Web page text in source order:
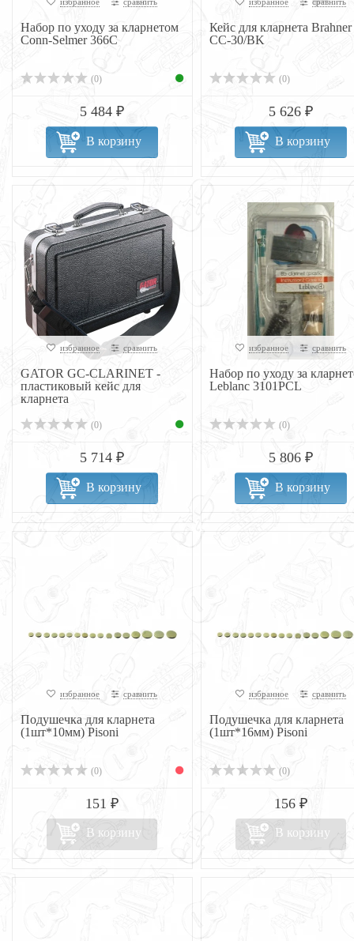
Набор по уходу за кларнетом
Conn-Selmer 366C
(0)
5 484 ₽
В корзину
Кейс для кларнета Brahner
CC-30/BK
(0)
5 626 ₽
В корзину
избранное сравнить
GATOR GC-CLARINET -
пластиковый кейс для
кларнета
(0)
5 714 ₽
В корзину
избранное сравнить
Набор по уходу за
Leblanc 3101PCL
(0)
5 806 ₽
В корзину
избранное сравнить
Подушечка для кларнета
(1шт*10мм) Pisoni
(0)
151 ₽
В корзину
избранное сравнить
Подушечка для кларнета
(1шт*16мм) Pisoni
(0)
156 ₽
В корзину